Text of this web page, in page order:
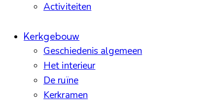
Activiteiten
Kerkgebouw
Geschiedenis algemeen
Het interieur
De ruïne
Kerkramen